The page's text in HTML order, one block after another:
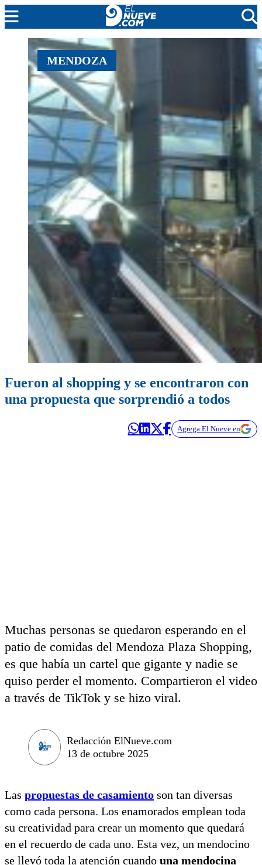
MENDOZA
CADA DÍA
ARGENTINA
NOTICIERO 9
PROTAGONISTAS
EL NUEVE STREAMS
PROGRAMACIÓN
EN VIVO
MENDOZA
Fueron al shopping y se encontraron con
una propuesta que sorprendió a todos
Agrega El Nueve en
Muchas personas se quedaron esperando en el
patio de comidas del Mendoza Plaza Shopping,
es que había un cartel que gigante y nadie se
quiso perder el momento. Compartieron el video
a través de TikTok y se hizo viral.
Redacción ElNueve.com
13 de octubre 2025
Las propuestas de casamiento son tan diversas
como cada persona. Los enamorados emplean toda
su creatividad para crear un momento que quedará
en el recuerdo de cada uno. Esta vez, un mendocino
se llevó toda la atención cuando una mendocina